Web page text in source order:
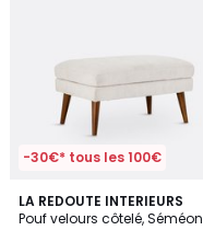
-30€* tous les 100€
LA REDOUTE INTERIEURS
Pouf velours côtelé, Séméon
4,7
/ 5
3
Couleurs